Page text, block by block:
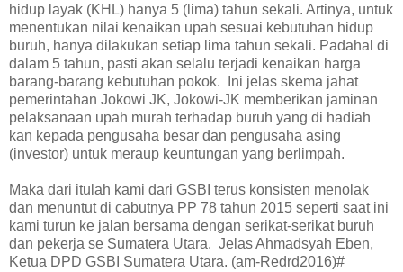
hidup layak (KHL) hanya 5 (lima) tahun sekali. Artinya, untuk
menentukan nilai kenaikan upah sesuai kebutuhan hidup
buruh, hanya dilakukan setiap lima tahun sekali. Padahal di
dalam 5 tahun, pasti akan selalu terjadi kenaikan harga
barang-barang kebutuhan pokok. Ini jelas skema jahat
pemerintahan Jokowi JK, Jokowi-JK memberikan jaminan
pelaksanaan upah murah terhadap buruh yang di hadiah
kan kepada pengusaha besar dan pengusaha asing
(investor) untuk meraup keuntungan yang berlimpah.
Maka dari itulah kami dari GSBI terus konsisten menolak
dan menuntut di cabutnya PP 78 tahun 2015 seperti saat ini
kami turun ke jalan bersama dengan serikat-serikat buruh
dan pekerja se Sumatera Utara. Jelas Ahmadsyah Eben,
Ketua DPD GSBI Sumatera Utara. (am-Redrd2016)#